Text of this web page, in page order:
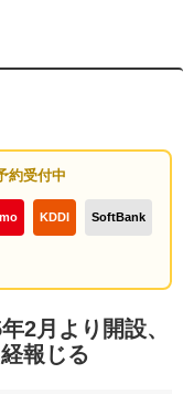
約受付中
KDDI SoftBank
2月より開設、
報じる